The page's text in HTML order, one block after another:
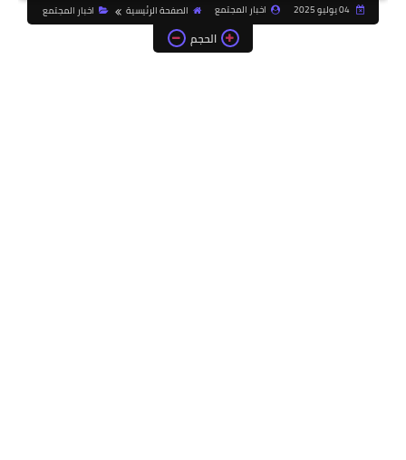
04 يوليو 2025 اخبار المجتمع الصفحة الرئيسية اخبار المجتمع
الحجم